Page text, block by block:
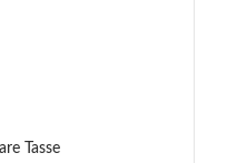
Tasse